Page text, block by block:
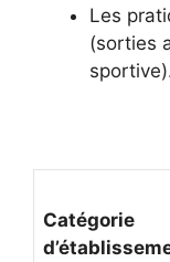
Les
(sorties
Catégorie